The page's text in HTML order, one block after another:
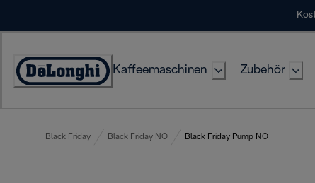
Erklärung
Kaffeemaschinen Zubehör
Black Friday Black Friday NO Black Friday Pump NO